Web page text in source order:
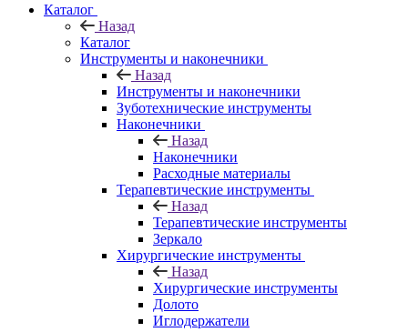
Каталог
Назад
Каталог
Инструменты и наконечники
Назад
Инструменты и наконечники
Зуботехнические инструменты
Наконечники
Назад
Наконечники
Расходные материалы
Терапевтические инструменты
Назад
Терапевтические инструменты
Зеркало
Хирургические инструменты
Назад
Хирургические инструменты
Долото
Иглодержатели